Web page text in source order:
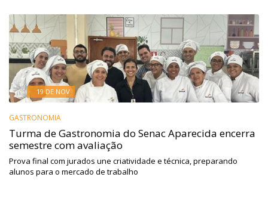
19 DE NOV
GASTRONOMIA
Turma de Gastronomia do Senac Aparecida encerra
semestre com avaliação
Prova final com jurados une criatividade e técnica, preparando
alunos para o mercado de trabalho